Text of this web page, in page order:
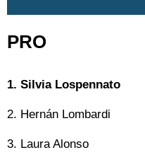
PRO
1. Silvia Lospennato
2. Hernán Lombardi
3. Laura Alonso